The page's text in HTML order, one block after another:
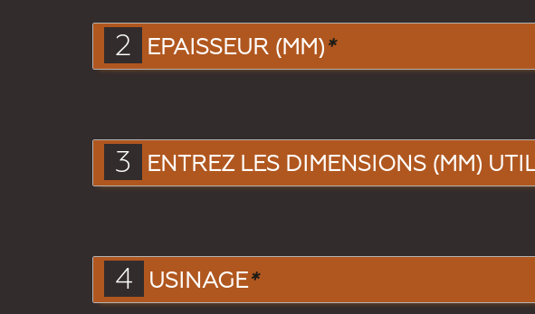
2 EPAISSEUR (MM)*
3 ENTREZ LES DIMENSIONS (MM)
4 USINAGE*